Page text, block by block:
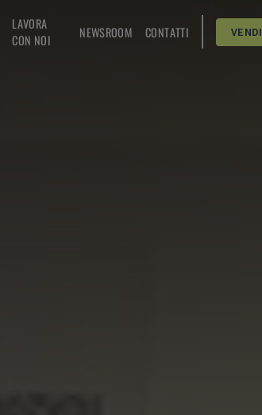
LAVORA
CON NOI
NEWSROOM CONTATTI VENDI